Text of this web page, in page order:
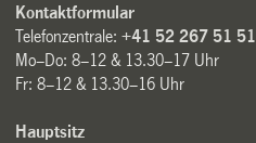
Kontaktformular
Telefonzentrale:+41 52 267 51 51
Mo–Do: 8–12 & 13.30–17 Uhr
Fr: 8–12 & 13.30–16 Uhr
Hauptsitz